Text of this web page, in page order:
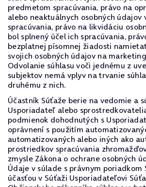
predmetom spracúvania, právo na
alebo neaktuálnych osobných údajov
spracúvania, právo na likvidáciu
bol splnený účel ich spracúvania,
bezplatnej písomnej žiadosti
svojich osobných údajov na
Odvolanie súhlasu voči jednému z
subjektov nemá vplyv na trvanie
druhému z nich.
Účastník Súťaže berie na vedomie a
Usporiadateľ alebo
podmienok dohodnutých s
oprávnení s použitím
automatizovaných alebo iných ako
prostriedkov spracúvania
zmysle Zákona o ochrane osobných
Údaje v súlade s právnym poriadkom
účasťou v Súťaži Usporiadateľovi